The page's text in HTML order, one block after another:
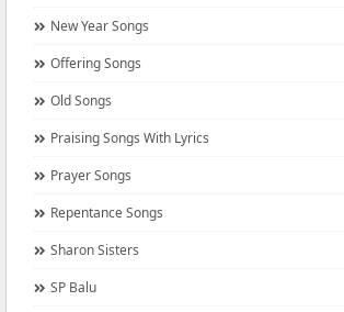
New Year Songs
Offering Songs
Old Songs
Praising Songs With Lyrics
Prayer Songs
Repentance Songs
Sharon Sisters
SP Balu